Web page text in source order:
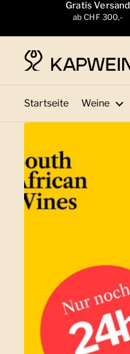
Zum Inhalt springenGratis Versand
ab CHF 300,-
Startseite Weine